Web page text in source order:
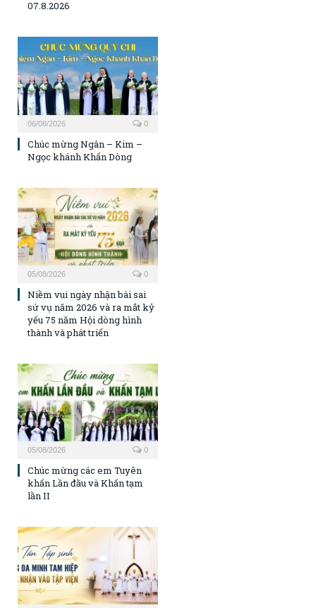
07.8.2026
06/08/2026 0
Chúc mừng Ngân – Kim –
Ngọc khánh Khấn Dòng
05/08/2026 0
Niềm vui ngày nhận bài sai
sứ vụ năm 2026 và ra mắt kỷ
yếu 75 năm Hội dòng hình
thành và phát triển
05/08/2026 0
Chúc mừng các em Tuyên
khấn Lần đầu và Khấn tạm
lần II